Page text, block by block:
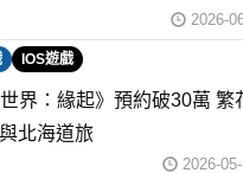
2026-
IOS遊戲
世界：緣起》預約破30萬 繁
北海道旅
2026-